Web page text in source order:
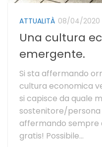
ATTUALITÀ 08/04/2020
Una cultura
emergente.
Si sta affermando
cultura economica
si capisce da quale
sostenitore/
affermando sempre
gratis! Possibile...